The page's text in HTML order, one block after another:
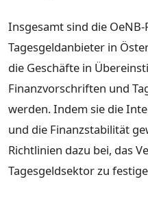
Insgesamt sind die
Tagesgeldanbieter in
die Geschäfte in
Finanzvorschriften und
werden. Indem sie die
und die Finanzstabilität
Richtlinien dazu bei, das
Tagesgeldsektor zu